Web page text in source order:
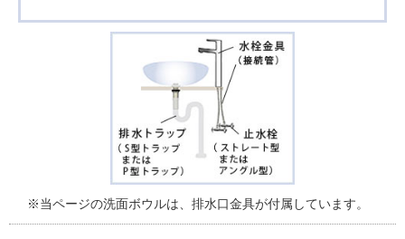
※当ページの洗面ボウルは、排水口金具が付属しています。